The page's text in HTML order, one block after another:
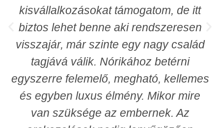
kisvállalkozásokat támogatom, de itt
biztos lehet benne aki rendszeresen
visszajár, már szinte egy nagy család
tagjává válik. Nórikához betérni
egyszerre felemelő, megható, kellemes
és egyben luxus élmény. Mikor mire
van szüksége az embernek. Az